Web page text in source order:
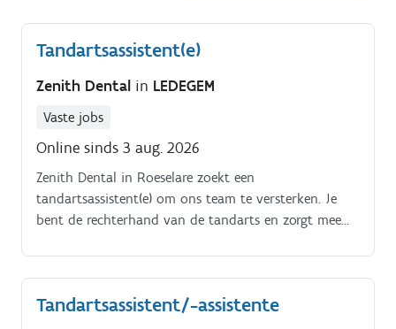
Tandartsassistent(e)
Zenith Dental in LEDEGEM
Vaste jobs
Online sinds 3 aug. 2026
Zenith Dental in Roeselare zoekt een
tandartsassistent(e) om ons team te versterken. Je
bent de rechterhand van de tandarts en zorgt mee
takenpakket:. Je assisteert de tandarts aan de stoel
tijdens behandelingen (aanreiken van instrumenten,
afzuigen, voorbereiden van materialen) Je maakt de
Tandartsassistent/-assistente